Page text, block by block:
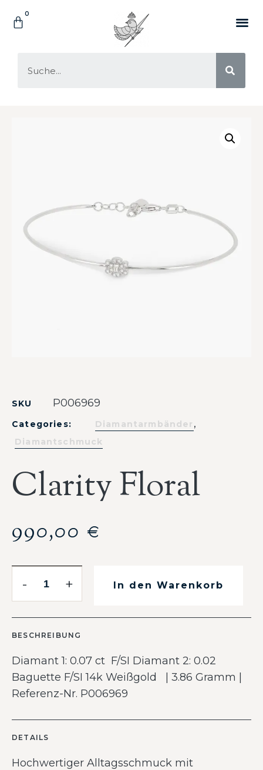
SKU P006969
Categories: Diamantarmbänder ,
Diamantschmuck
Clarity Floral
990,00 €
- + In den Warenkorb
BESCHREIBUNG
Diamant 1: 0.07 ct F/SI Diamant 2: 0.02
Baguette F/SI 14k Weißgold | 3.86 Gramm |
Referenz-Nr. P006969
DETAILS
Hochwertiger Alltagsschmuck mit